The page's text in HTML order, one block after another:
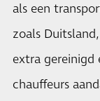
als een
zoals
extra gereinigd
chauffeurs